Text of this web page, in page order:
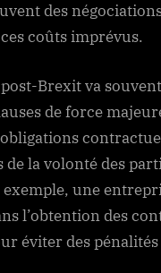
des
coûts imprévus.
Brexit va
de force
la volonté des
une
l’obtention des
éviter des